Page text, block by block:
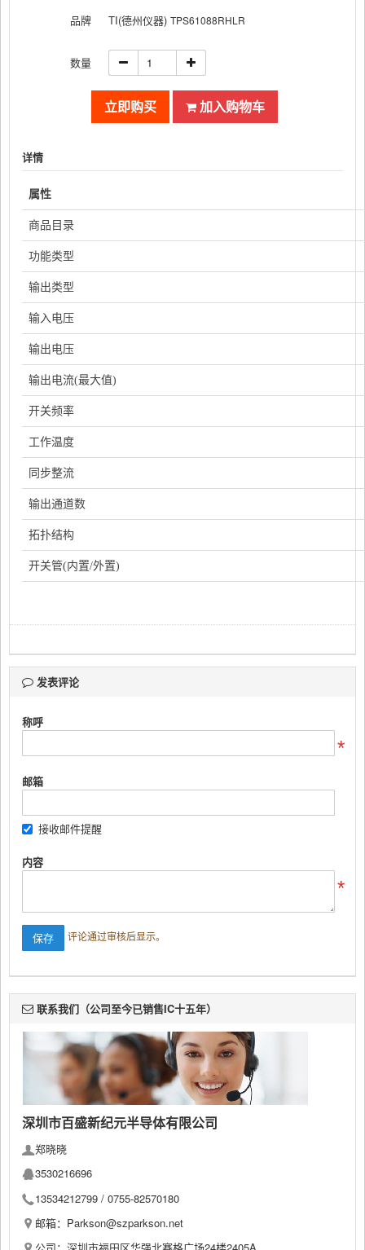
品牌 TI(德州仪器) TPS61088RHLR
数量
立即购买 加入购物车
详情
属性
商品目录
功能类型
输出类型
输入电压
输出电压
输出电流(最大值)
开关频率
工作温度
同步整流
输出通道数
拓扑结构
开关管(内置/外置)
发表评论
称呼
邮箱
接收邮件提醒
内容
评论通过审核后显示。
联系我们（公司至今已销售IC十五年）
深圳市百盛新纪元半导体有限公司
郑晓晓
3530216696
13534212799 / 0755-82570180
邮箱：Parkson@szparkson.net
公司：深圳市福田区华强北赛格广场24楼2405A